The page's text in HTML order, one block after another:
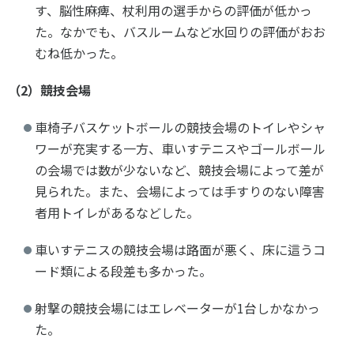
す、脳性麻痺、杖利用の選手からの評価が低かっ
た。なかでも、バスルームなど水回りの評価がおお
むね低かった。
（2）競技会場
車椅子バスケットボールの競技会場のトイレやシャ
ワーが充実する一方、車いすテニスやゴールボール
の会場では数が少ないなど、競技会場によって差が
見られた。また、会場によっては手すりのない障害
者用トイレがあるなどした。
車いすテニスの競技会場は路面が悪く、床に這うコ
ード類による段差も多かった。
射撃の競技会場にはエレベーターが1台しかなかっ
た。